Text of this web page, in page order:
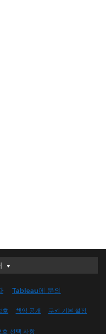
(UK)Tableau에 문의
호 책임 공개 쿠키 기본 설정
호 선택 사항